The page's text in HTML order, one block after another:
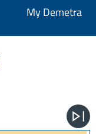
My Demetra